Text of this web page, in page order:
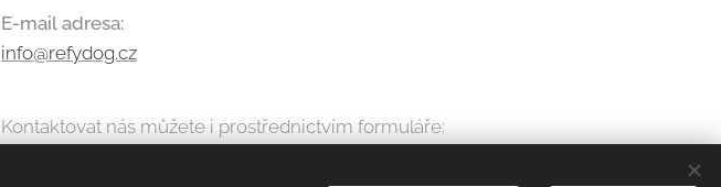
E-mail adresa:
info@refydog.cz
Kontaktovat nás můžete i prostřednictvím formuláře: